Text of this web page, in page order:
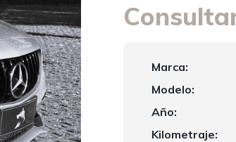
Marca:
Modelo:
Año:
Kilometraje: